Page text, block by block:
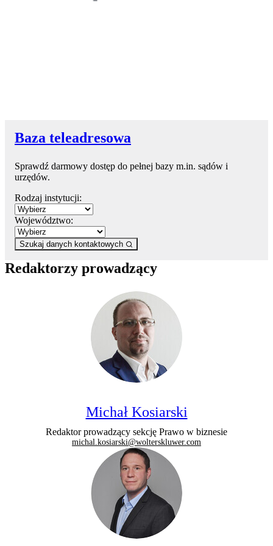
Baza teleadresowa
Sprawdź darmowy dostęp do pełnej bazy m.in. sądów i
urzędów.
Rodzaj instytucji:
Województwo:
Szukaj danych kontaktowych
Redaktorzy prowadzący
Michał Kosiarski
Redaktor prowadzący sekcję Prawo w biznesie
michal.kosiarski@wolterskluwer.com